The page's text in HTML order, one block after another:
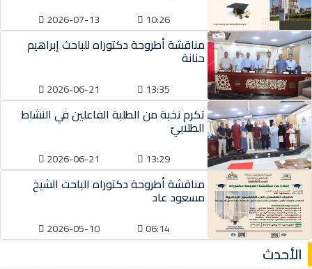
10:26
2026-07-13
مناقشة أطروحة دكتوراه للباحث إبراهيم
حنانة
13:35
2026-06-21
تكرم نخبة من الطلبة الفاعلين في النشاط
الطلابيّ
13:29
2026-06-21
مناقشة أطروحة دكتوراه الباحث الشيخ
مسعود عاد
06:14
2026-05-10
الأحدث